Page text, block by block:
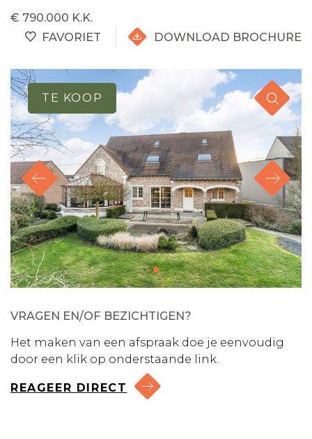
€ 790.000 K.K.
FAVORIET
DOWNLOAD BROCHURE
TE KOOP
VRAGEN EN/OF BEZICHTIGEN?
Het maken van een afspraak doe je eenvoudig
door een klik op onderstaande link.
REAGEER DIRECT